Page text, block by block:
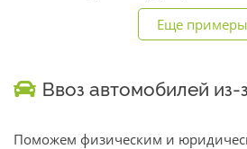
Еще примеры
Ввоз автомобилей
Поможем физическим и